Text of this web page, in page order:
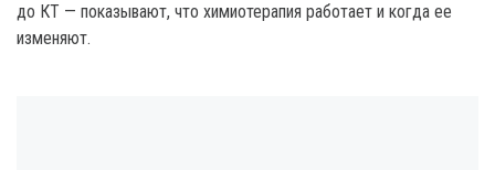
до КТ — показывают, что химиотерапия работает и когда ее
изменяют.